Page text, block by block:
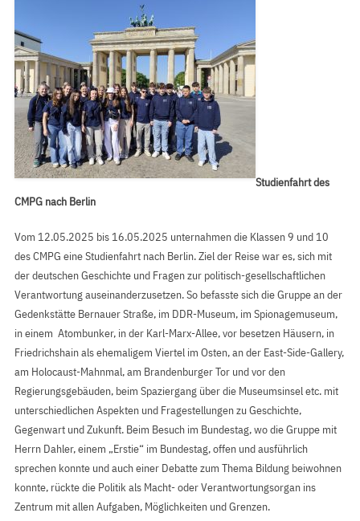
Studienfahrt des
CMPG nach Berlin
Vom 12.05.2025 bis 16.05.2025 unternahmen die Klassen 9 und 10
des CMPG eine Studienfahrt nach Berlin. Ziel der Reise war es, sich mit
der deutschen Geschichte und Fragen zur politisch-gesellschaftlichen
Verantwortung auseinanderzusetzen. So befasste sich die Gruppe an der
Gedenkstätte Bernauer Straße, im DDR-Museum, im Spionagemuseum,
in einem Atombunker, in der Karl-Marx-Allee, vor besetzen Häusern, in
Friedrichshain als ehemaligem Viertel im Osten, an der East-Side-Gallery,
am Holocaust-Mahnmal, am Brandenburger Tor und vor den
Regierungsgebäuden, beim Spaziergang über die Museumsinsel etc. mit
unterschiedlichen Aspekten und Fragestellungen zu Geschichte,
Gegenwart und Zukunft. Beim Besuch im Bundestag, wo die Gruppe mit
Herrn Dahler, einem „Erstie“ im Bundestag, offen und ausführlich
sprechen konnte und auch einer Debatte zum Thema Bildung beiwohnen
konnte, rückte die Politik als Macht- oder Verantwortungsorgan ins
Zentrum mit allen Aufgaben, Möglichkeiten und Grenzen.